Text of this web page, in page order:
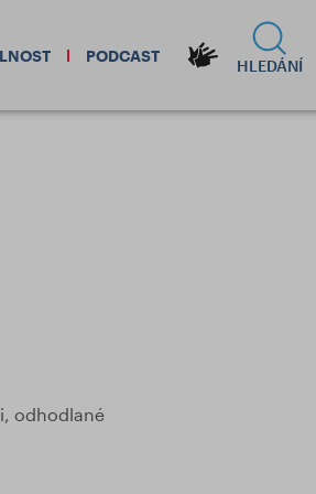
PODCAST
HLEDÁNÍ
odhodlané